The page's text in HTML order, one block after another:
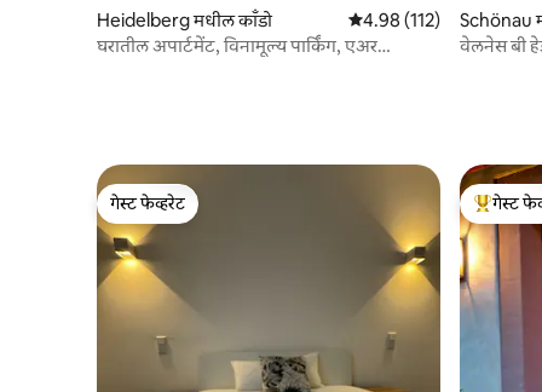
Heidelberg मधील काँडो 5 पैकी 4.98 सरासरी रेटिंग,
4.98 (112)
घरातील अपार्टमेंट, विनामूल्य पार्किंग, एअर
Schönau
वेलनेस बी
गेस्ट फेव्हरेट
गेस्ट फेव्हरेट
टॉप गेस्ट
गेस्ट